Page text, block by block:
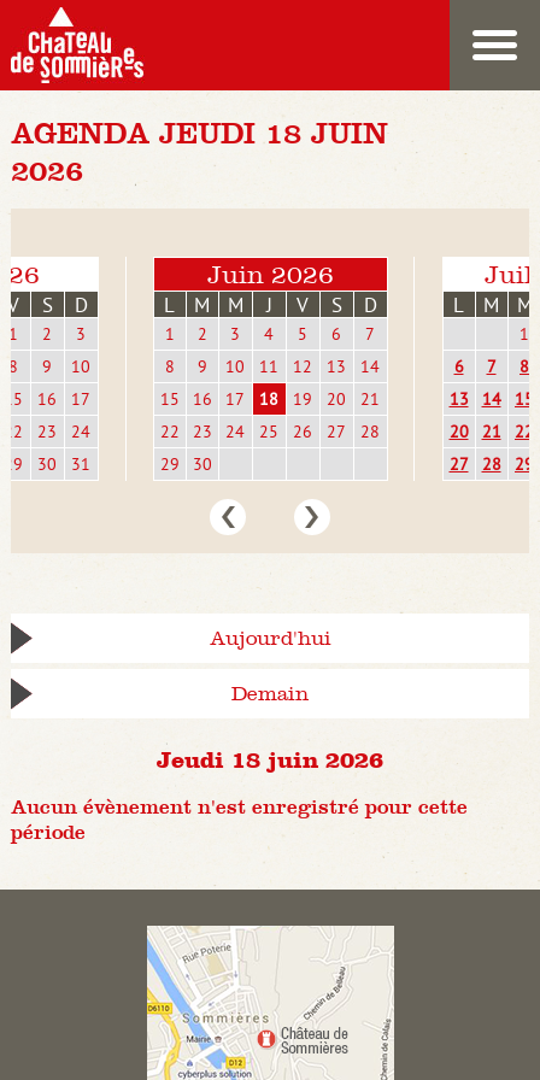
AGENDA JEUDI 18 JUIN
2026
V S D
1 2
3
8
9
10
15
16
17
22
23
24
29
30 31
Juin 2026
L M M J V S D
1 2 3 4 5 6
7
8
9 10 11 12 13
14
15
16 17 18 19 20
21
22
23 24 25 26 27
28
29
30
L M M
1
6
7
8
13
14
15
20
21
22
27
28 29
Aujourd'hui
Demain
Jeudi 18 juin 2026
Aucun évènement n'est enregistré pour cette
période